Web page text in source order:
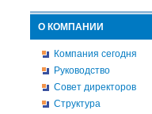
О КОМПАНИИ
Компания сегодня
Руководство
Совет директоров
Структура